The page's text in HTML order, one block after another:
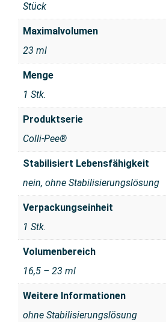
Stück
Maximalvolumen
23 ml
Menge
1 Stk.
Produktserie
Colli-Pee®
Stabilisiert Lebensfähigkeit
nein, ohne Stabilisierungslösung
Verpackungseinheit
1 Stk.
Volumenbereich
16,5 – 23 ml
Weitere Informationen
ohne Stabilisierungslösung